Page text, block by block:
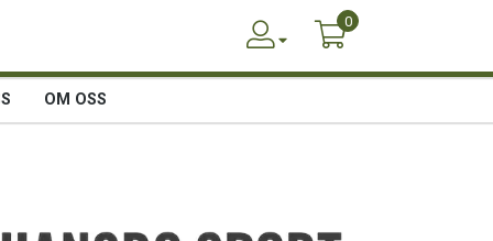
0
OM OSS